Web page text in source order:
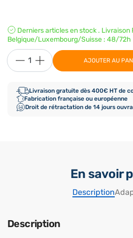
Derniers articles en stock .
Belgique/Luxembourg/Suisse : 48/72h
AJOUTER AU
Livraison gratuite dès 400€ HT de
Fabrication française ou européenne
Droit de rétractation de 14 jours
En savoir
Description
Description